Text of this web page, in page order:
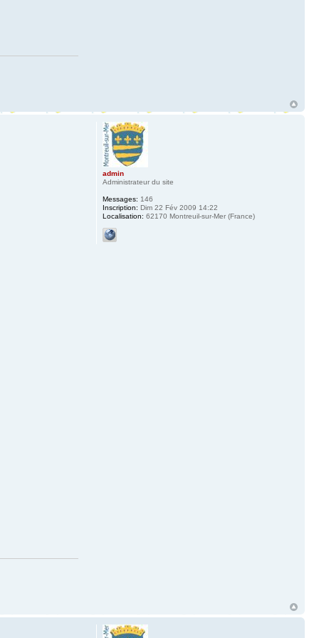
admin
Administrateur du site
Messages: 146
Inscription: Dim 22 Fév 2009 14:22
Localisation: 62170 Montreuil-sur-Mer (France)